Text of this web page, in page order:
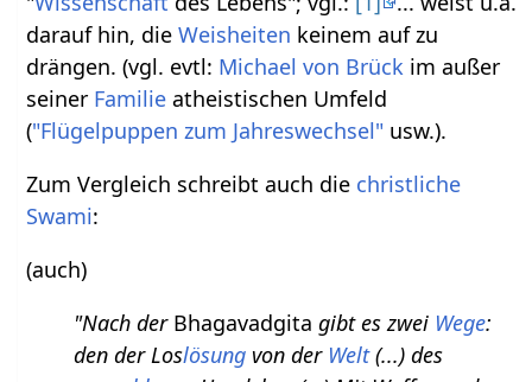
darauf hin, dieWeisheiten keinem auf zu
drängen. (vgl. evtl: Michael von Brück im außer
seiner Familie atheistischen Umfeld
("Flügelpuppen zum Jahreswechsel" usw.).
Zum Vergleich schreibt auch die christliche
Swami:
(auch)
"Nach der Bhagavadgita gibt es zwei Wege:
den der Loslösung von der Welt(...) des